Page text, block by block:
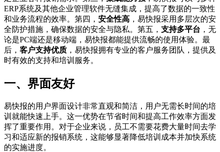
ERP系统及其他企业管理软件无缝集成，提高了数据的一致性
和业务流程的效率。第四， 安全性高 ，易快报采用多层次的安
全防护措施，确保数据的安全与隐私。第五， 支持多平台 ，无
论是PC端还是移动端，易快报都能提供流畅的使用体验。最
后， 客户支持优质 ，易快报拥有专业的客户服务团队，提供及
时有效的支持和培训服务。
一、界面友好
易快报的用户界面设计非常直观和简洁，用户无需长时间的培
训就能快速上手。这一优势在节省时间和提高工作效率方面发
挥了重要作用。对于企业来说，员工不需要花费大量时间去学
习和适应新的报销系统，这能够显著降低培训成本并加快系统
的实施进度。